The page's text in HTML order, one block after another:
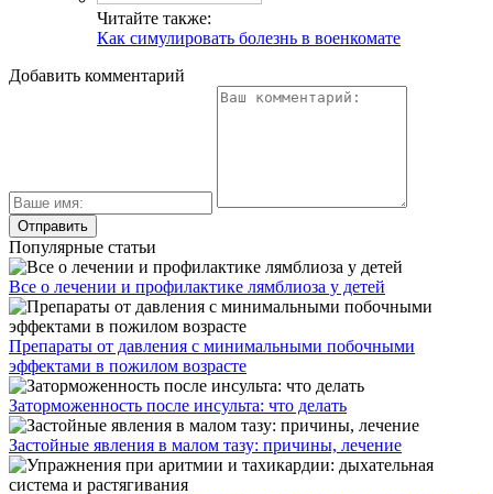
Читайте также:
Как симулировать болезнь в военкомате
Добавить комментарий
Популярные статьи
Все о лечении и профилактике лямблиоза у детей
Препараты от давления с минимальными побочными
эффектами в пожилом возрасте
Заторможенность после инсульта: что делать
Застойные явления в малом тазу: причины, лечение